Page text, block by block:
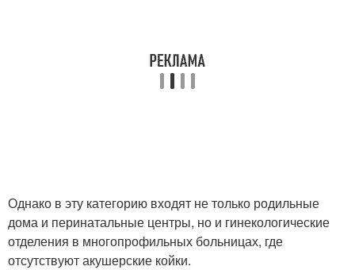
Однако в эту категорию входят не только родильные
дома и перинатальные центры, но и гинекологические
отделения в многопрофильных больницах, где
отсутствуют акушерские койки.